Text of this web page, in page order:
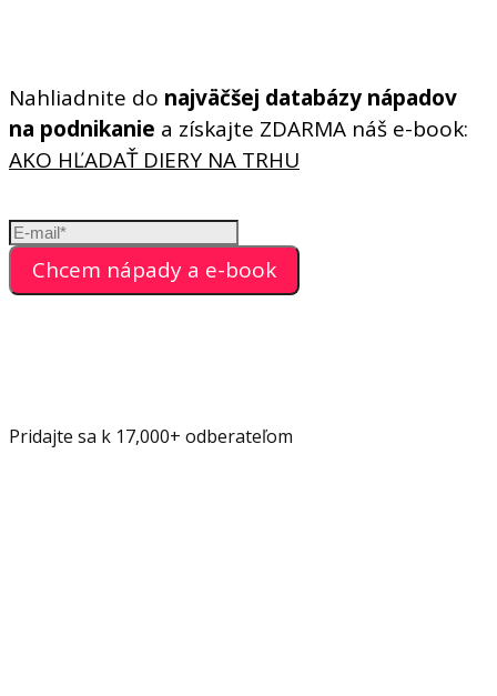
Nahliadnite do najväčšej databázy nápadov
na podnikanie a získajte ZDARMA náš e-book:
AKO HĽADAŤ DIERY NA TRHU
Chcem nápady a e-book
Pridajte sa k 17,000+ odberateľom